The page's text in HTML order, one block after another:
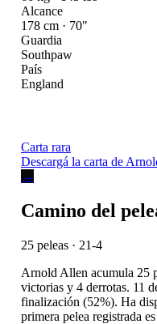
Alcance
178 cm · 70"
Guardia
Southpaw
País
England
Carta rara
Descargá la carta de
→
Camino del
25 peleas · 21-4
Arnold Allen acumula 25
victorias y 4 derrotas. 11
finalización (52%). Ha
primera pelea registrada